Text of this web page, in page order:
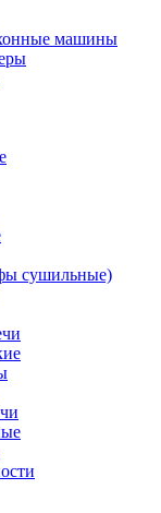
машины
сушильные)